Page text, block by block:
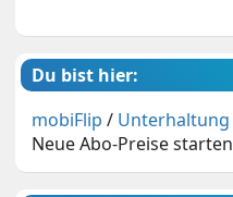
Du bist hier:
mobiFlip / Unterhaltung
Neue Abo-Preise starten